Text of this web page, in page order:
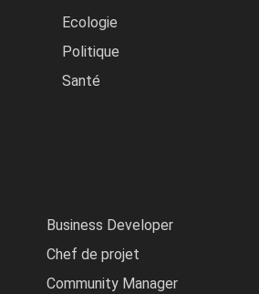
Ecologie
Politique
Santé
Business Developer
Chef de projet
Community Manager